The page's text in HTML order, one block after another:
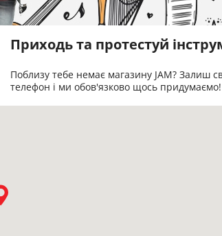
Приходь та протестуй
Поблизу тебе немає магазину JAM? Залиш
телефон і ми обов'язково щось придумаємо!